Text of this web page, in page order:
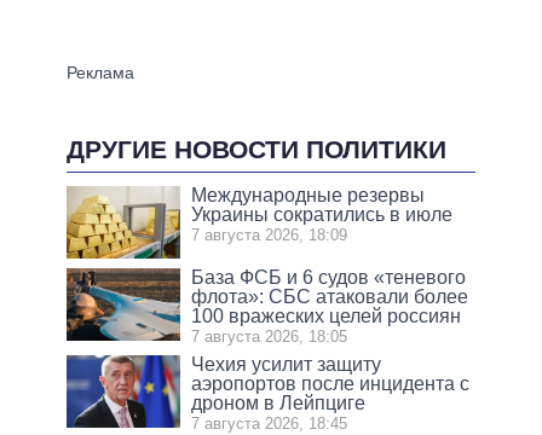
ДРУГИЕ НОВОСТИ ПОЛИТИКИ
Международные резервы
Украины сократились в июле
7 августа 2026, 18:09
База ФСБ и 6 судов «теневого
флота»: СБС атаковали более
100 вражеских целей россиян
7 августа 2026, 18:05
Чехия усилит защиту
аэропортов после инцидента с
дроном в Лейпциге
7 августа 2026, 18:45